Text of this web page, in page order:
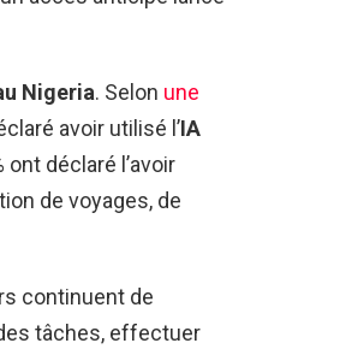
Nigeria. Selon une
avoir utilisé l’IA
déclaré l’avoir
de voyages, de
continuent de
tâches, effectuer